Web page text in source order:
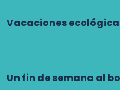
Vacaciones
Un fin de semana al
virtual, que